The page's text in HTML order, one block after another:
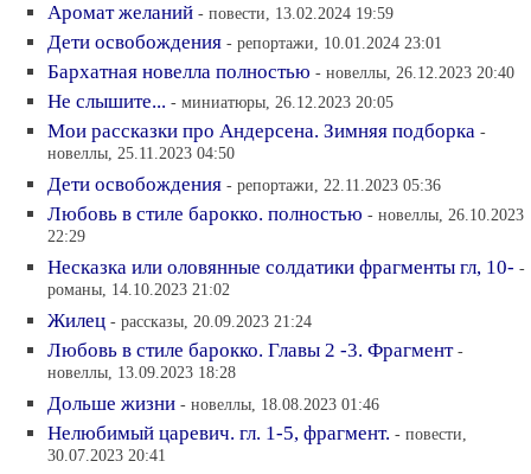
Аромат желаний - повести, 13.02.2024 19:59
Дети освобождения - репортажи, 10.01.2024 23:01
Бархатная новелла полностью - новеллы, 26.12.2023 20:40
Не слышите... - миниатюры, 26.12.2023 20:05
Мои рассказки про Андерсена. Зимняя подборка -
новеллы, 25.11.2023 04:50
Дети освобождения - репортажи, 22.11.2023 05:36
Любовь в стиле барокко. полностью - новеллы, 26.10.2023
22:29
Несказка или оловянные солдатики фрагменты гл, 10- -
романы, 14.10.2023 21:02
Жилец - рассказы, 20.09.2023 21:24
Любовь в стиле барокко. Главы 2 -3. Фрагмент -
новеллы, 13.09.2023 18:28
Дольше жизни - новеллы, 18.08.2023 01:46
Нелюбимый царевич. гл. 1-5, фрагмент. - повести,
30.07.2023 20:41